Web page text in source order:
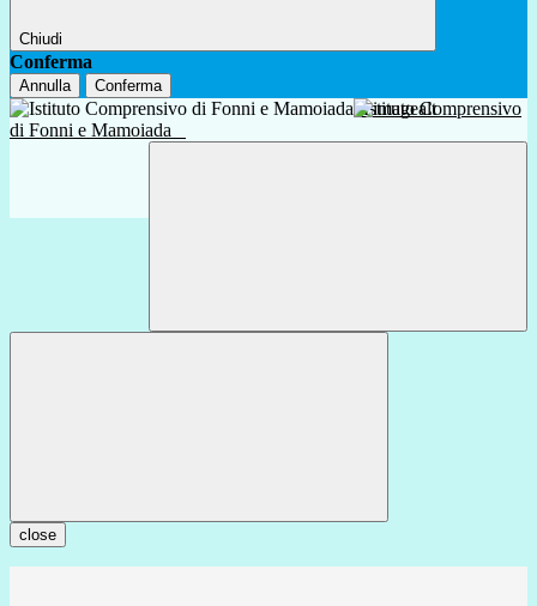
Chiudi
Conferma
Annulla Conferma
Istituto Comprensivo
di Fonni e Mamoiada
close